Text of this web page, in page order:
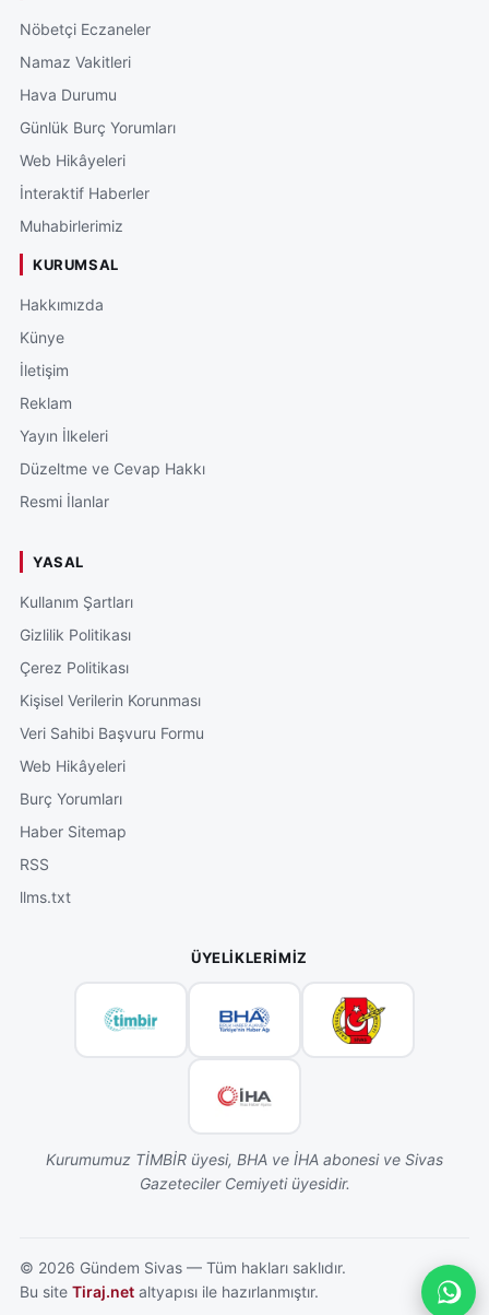
Nöbetçi Eczaneler
Namaz Vakitleri
Hava Durumu
Günlük Burç Yorumları
Web Hikâyeleri
İnteraktif Haberler
Muhabirlerimiz
KURUMSAL
Hakkımızda
Künye
İletişim
Reklam
Yayın İlkeleri
Düzeltme ve Cevap Hakkı
Resmi İlanlar
YASAL
Kullanım Şartları
Gizlilik Politikası
Çerez Politikası
Kişisel Verilerin Korunması
Veri Sahibi Başvuru Formu
Web Hikâyeleri
Burç Yorumları
Haber Sitemap
RSS
llms.txt
ÜYELIKLERIMIZ
Kurumumuz TİMBİR üyesi, BHA ve İHA abonesi ve Sivas
Gazeteciler Cemiyeti üyesidir.
© 2026 Gündem Sivas — Tüm hakları saklıdır.
Bu site Tiraj.net altyapısı ile hazırlanmıştır.